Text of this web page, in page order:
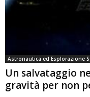
Astronautica ed Esplorazione
Un salvataggio
gravità per non